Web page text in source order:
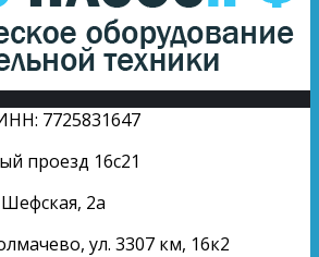
7725831647
проезд 16с21
Шефская, 2а
ул. 3307 км, 16к2